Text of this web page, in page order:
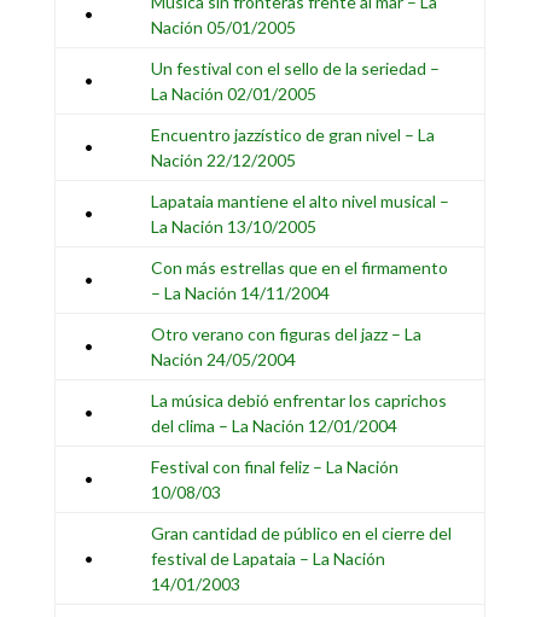
•
Nación 05/01/2005
•
Un festival con el sello de la seriedad –
La Nación 02/01/2005
•
Encuentro jazzístico de gran nivel – La
Nación 22/12/2005
•
Lapataia mantiene el alto nivel musical –
La Nación 13/10/2005
•
Con más estrellas que en el firmamento
– La Nación 14/11/2004
•
Otro verano con figuras del jazz – La
Nación 24/05/2004
•
La música debió enfrentar los caprichos
del clima – La Nación 12/01/2004
•
Festival con final feliz – La Nación
10/08/03
•
Gran cantidad de público en el cierre del
festival de Lapataia – La Nación
14/01/2003